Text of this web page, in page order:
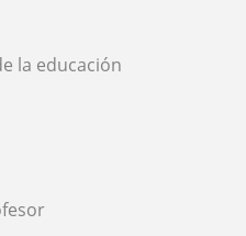
la educación